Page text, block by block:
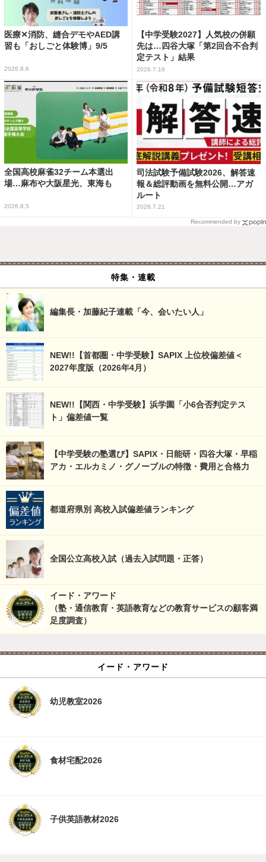
医療✕消防、縫合デモやAED講
習も「おしごと体験博」9/5
2026.8.6
【中学受験2027】人気校の併願
先は…四谷大塚「第2回合不合判
定テスト」結果
2026.7.16
全国高校麻雀32チーム本選出
場…麻布や大阪星光、東海も
2026.8.5
司法試験予備試験2026、解答速
報＆総評動画を無料公開…アガ
ルート
2026.7.21
Recommended by
特集・連載
編集長・加藤紀子連載「今、会いたい人」
NEW!!【首都圏・中学受験】SAPIX 上位校偏差値＜
2027年度版（2026年4月）
NEW!!【関西・中学受験】浜学園「小6合否判定テス
ト」偏差値一覧
【中学受験の塾選び】SAPIX・日能研・四谷大塚・早稲
アカ・エルカミノ・グノーブルの特徴・費用と合格力
都道府県別 高校入試偏差値ランキング
全国公立高校入試（過去入試問題・正答）
イード・アワード
（塾・通信教育・英語教育などの教育サービスの顧客満
足度調査）
イード・アワード
幼児教室2026
食材宅配2026
子供英語教材2026